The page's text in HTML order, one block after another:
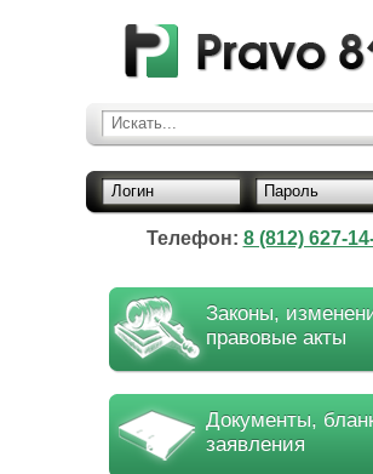
Искать...
Логин Пароль
Телефон: 8 (812) 627-
Законы,
правовые акты
Документы,
заявления